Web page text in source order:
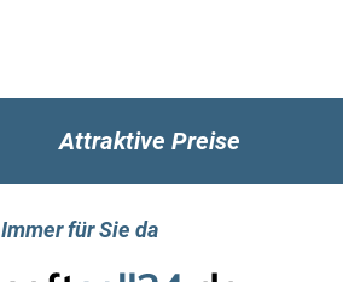
Attraktive Preise
Immer für Sie da